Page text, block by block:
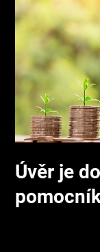
Úvěr je